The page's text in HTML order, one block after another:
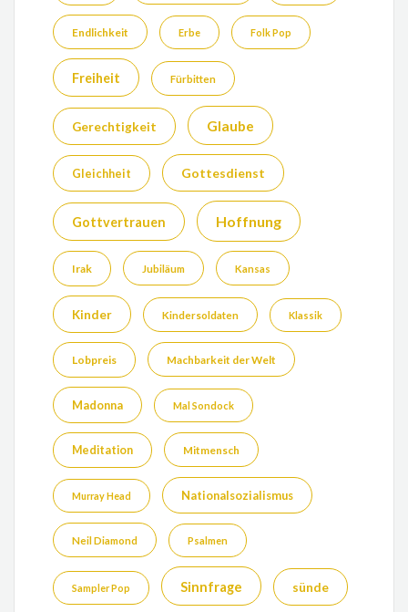
Endlichkeit Erbe Folk Pop
Freiheit Fürbitten
Gerechtigkeit Glaube
Gleichheit Gottesdienst
Gottvertrauen Hoffnung
Irak Jubiläum Kansas
Kinder Kindersoldaten Klassik
Lobpreis Machbarkeit der Welt
Madonna Mal Sondock
Meditation Mitmensch
Murray Head Nationalsozialismus
Neil Diamond Psalmen
Sampler Pop Sinnfrage sünde